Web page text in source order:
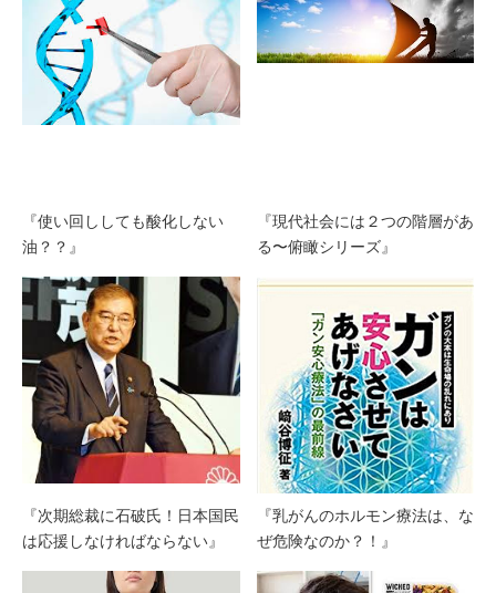
『使い回ししても酸化しない
油？？』
『現代社会には２つの階層があ
る〜俯瞰シリーズ』
『次期総裁に石破氏！日本国民
は応援しなければならない』
『乳がんのホルモン療法は、な
ぜ危険なのか？！』